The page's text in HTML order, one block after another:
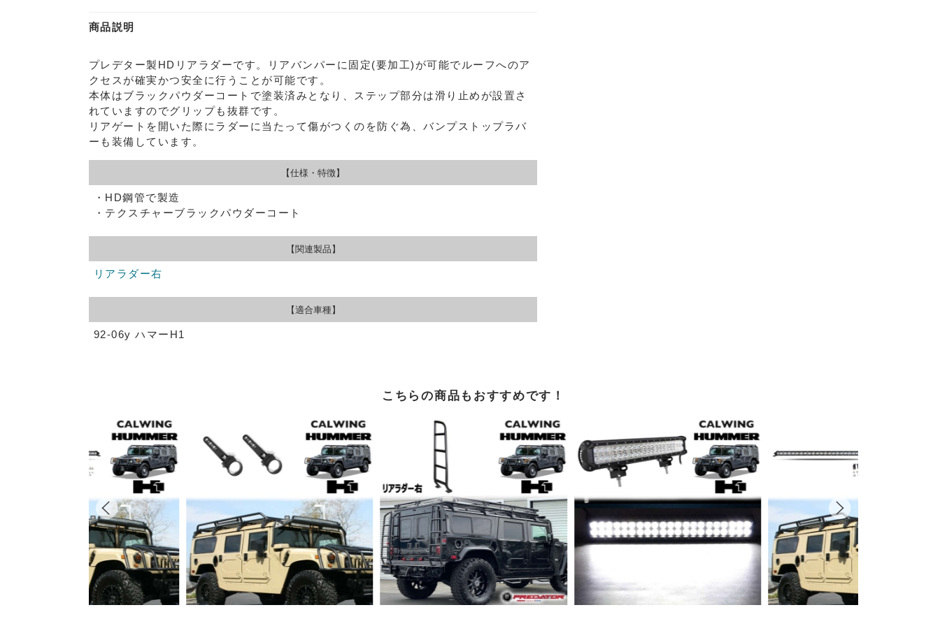
商品説明
プレデター製HDリアラダーです。リアバンパーに固定(要加工)が可能でルーフへのア
クセスが確実かつ安全に行うことが可能です。
本体はブラックパウダーコートで塗装済みとなり、ステップ部分は滑り止めが設置さ
れていますのでグリップも抜群です。
リアゲートを開いた際にラダーに当たって傷がつくのを防ぐ為、バンプストップラバ
ーも装備しています。
【仕様・特徴】
・HD鋼管で製造
・テクスチャーブラックパウダーコート
【関連製品】
リアラダー右
【適合車種】
92-06y ハマーH1
こちらの商品もおすすめです！